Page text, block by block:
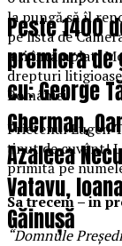
la pungă să îl
pe lista de
a și întâmplat!
drepturi
României.
Prietenul Eugen
ținut de cuvânt!
primită pe
Sa trecem – in
“Domnule
Peste 1400
premiera de
cu: George
Gherman,
Azaleea
Vatavu,
Găinușă